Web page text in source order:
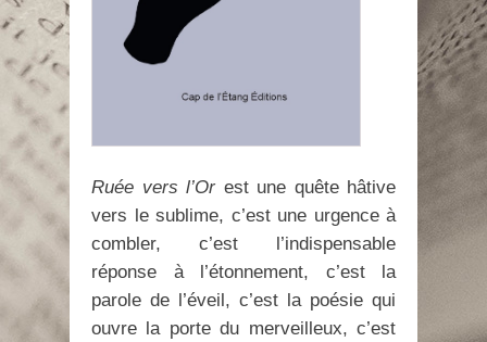
Ruée vers l’Or est une quête hâtive
vers le sublime, c’est une urgence à
combler, c’est l’indispensable
réponse à l’étonnement, c’est la
parole de l’éveil, c’est la poésie qui
ouvre la porte du merveilleux, c’est